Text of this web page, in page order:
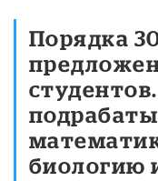
Порядка
биологию